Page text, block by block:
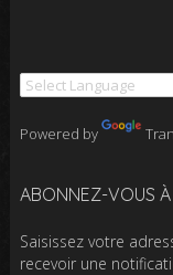
Powered by
ABONNEZ-VOUS À
Saisissez votre
recevoir une